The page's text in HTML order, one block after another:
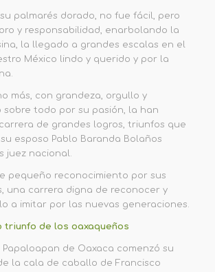
palmarés dorado, no fue fácil, pero
y responsabilidad, enarbolando la
la llegado a grandes escalas en el
México lindo y querido y por la
más, con grandeza, orgullo y
sobre todo por su pasión, la han
de grandes logros, triunfos que
esposo Pablo Baranda Bolaños
juez nacional.
pequeño reconocimiento por sus
una carrera digna de reconocer y
a imitar por las nuevas generaciones.
triunfo de los oaxaqueños
de Oaxaca comenzó su
la cala de caballo de Francisco